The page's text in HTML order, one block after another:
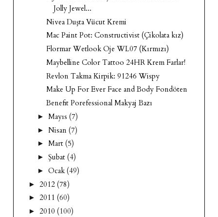
Jolly Jewel...
Nivea Duşta Vücut Kremi
Mac Paint Pot: Constructivist (Çikolata kız)
Flormar Wetlook Oje WL07 (Kırmızı)
Maybelline Color Tattoo 24HR Krem Farlar!
Revlon Takma Kirpik: 91246 Wispy
Make Up For Ever Face and Body Fondöten
Benefit Porefessional Makyaj Bazı
► Mayıs (7)
► Nisan (7)
► Mart (5)
► Şubat (4)
► Ocak (49)
► 2012 (78)
► 2011 (60)
► 2010 (100)